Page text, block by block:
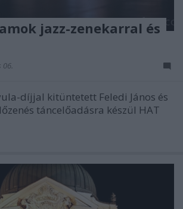
jazz-zenekarral és
díjjal kitüntetett Feledi János és
táncelőadásra készül HAT